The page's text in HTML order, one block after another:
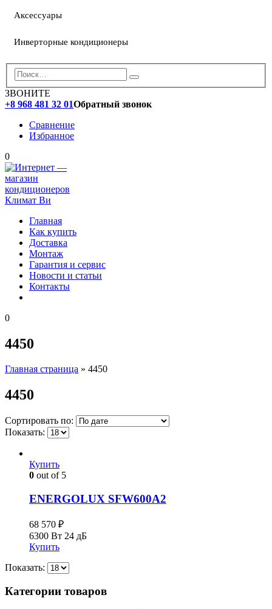
Аксессуары
Инверторные кондиционеры
ЗВОНИТЕ
+8 968 481 32 01Обратный звонок
Сравнение
Избранное
0
Главная
Как купить
Доставка
Монтаж
Гарантия и сервис
Новости и статьи
Контакты
0
4450
Главная страница » 4450
4450
Сортировать по:
Показать:
Купить
0 out of 5
ENERGOLUX SFW600A2
68 570 ₽
6300 Вт 24 дБ
Купить
Показать:
Категории товаров